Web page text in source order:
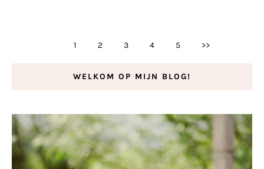
1 2 3 4 5 >>
WELKOM OP MIJN BLOG!